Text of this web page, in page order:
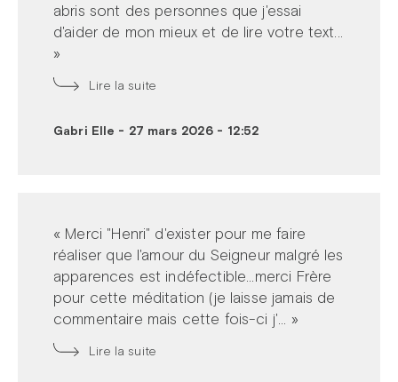
abris sont des personnes que j'essai
d'aider de mon mieux et de lire votre text...
»
Lire la suite
Gabri Elle - 27 mars 2026 - 12:52
« Merci "Henri" d'exister pour me faire
réaliser que l'amour du Seigneur malgré les
apparences est indéfectible...merci Frère
pour cette méditation (je laisse jamais de
commentaire mais cette fois-ci j'... »
Lire la suite